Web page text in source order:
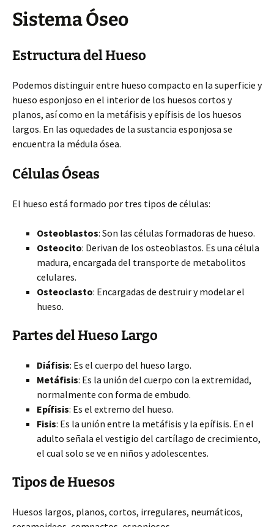
Sistema Óseo
Estructura del Hueso
Podemos distinguir entre hueso compacto en la superficie y
hueso esponjoso en el interior de los huesos cortos y
planos, así como en la metáfisis y epífisis de los huesos
largos. En las oquedades de la sustancia esponjosa se
encuentra la médula ósea.
Células Óseas
El hueso está formado por tres tipos de células:
Osteoblastos: Son las células formadoras de hueso.
Osteocito: Derivan de los osteoblastos. Es una célula
madura, encargada del transporte de metabolitos
celulares.
Osteoclasto: Encargadas de destruir y modelar el
hueso.
Partes del Hueso Largo
Diáfisis: Es el cuerpo del hueso largo.
Metáfisis: Es la unión del cuerpo con la extremidad,
normalmente con forma de embudo.
Epífisis: Es el extremo del hueso.
Fisis: Es la unión entre la metáfisis y la epífisis. En el
adulto señala el vestigio del cartílago de crecimiento,
el cual solo se ve en niños y adolescentes.
Tipos de Huesos
Huesos largos, planos, cortos, irregulares, neumáticos,